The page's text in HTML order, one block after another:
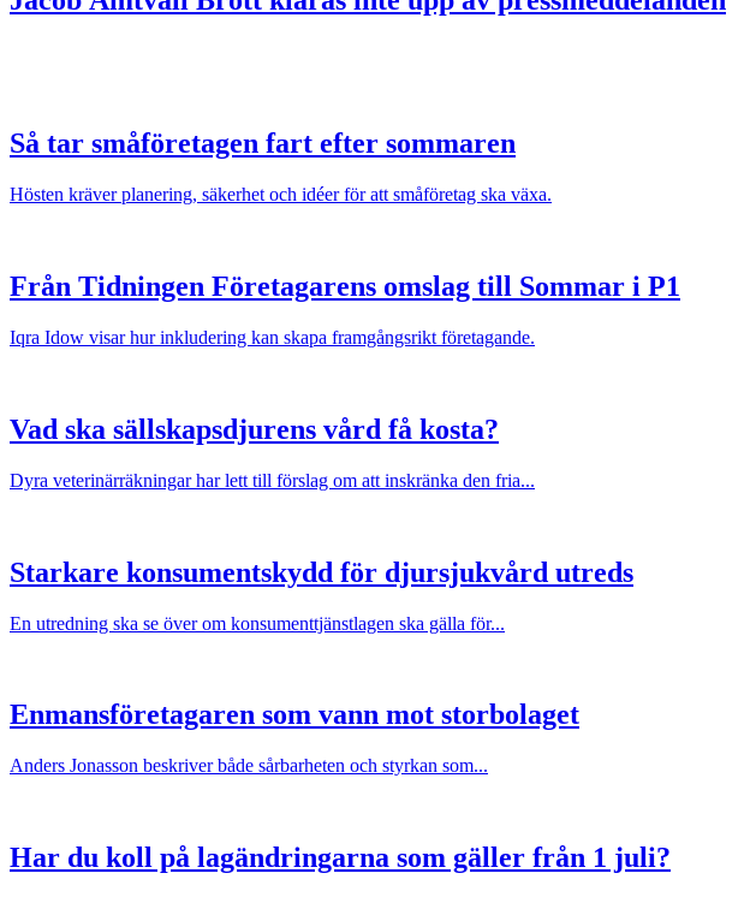
Så tar småföretagen fart efter sommaren
Hösten kräver planering, säkerhet och idéer för att småföretag ska växa.
Från Tidningen Företagarens omslag till Sommar i P1
Iqra Idow visar hur inkludering kan skapa framgångsrikt företagande.
Vad ska sällskapsdjurens vård få kosta?
Dyra veterinärräkningar har lett till förslag om att inskränka den fria...
Starkare konsumentskydd för djursjukvård utreds
En utredning ska se över om konsumenttjänstlagen ska gälla för...
Enmansföretagaren som vann mot storbolaget
Anders Jonasson beskriver både sårbarheten och styrkan som...
Har du koll på lagändringarna som gäller från 1 juli?